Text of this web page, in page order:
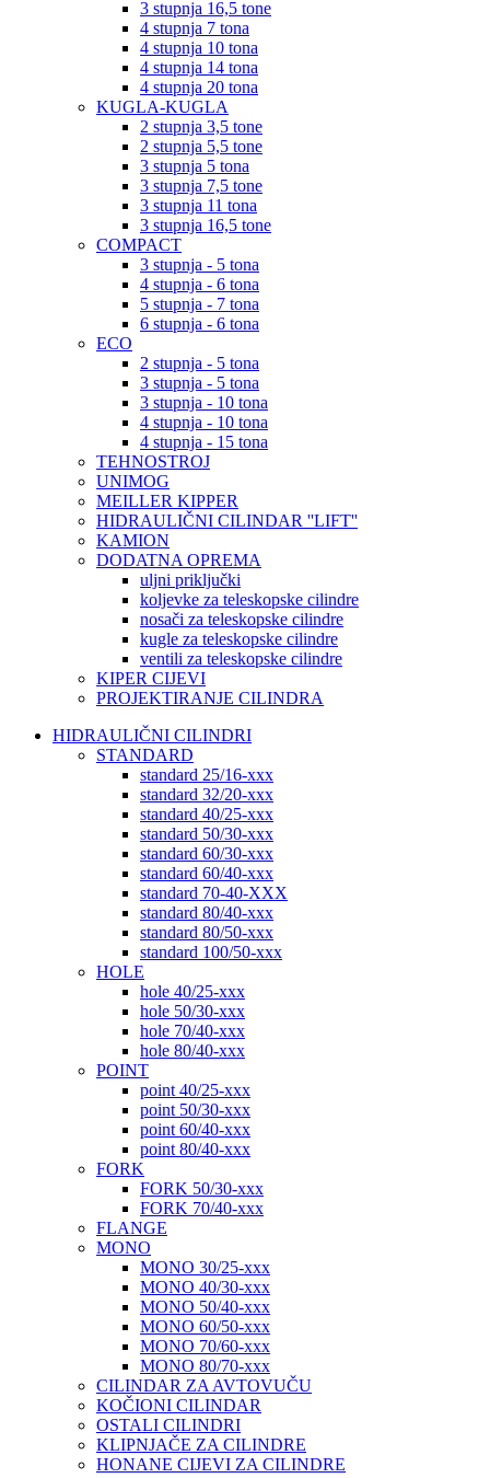
3 stupnja 16,5 tone
4 stupnja 7 tona
4 stupnja 10 tona
4 stupnja 14 tona
4 stupnja 20 tona
KUGLA-KUGLA
2 stupnja 3,5 tone
2 stupnja 5,5 tone
3 stupnja 5 tona
3 stupnja 7,5 tone
3 stupnja 11 tona
3 stupnja 16,5 tone
COMPACT
3 stupnja - 5 tona
4 stupnja - 6 tona
5 stupnja - 7 tona
6 stupnja - 6 tona
ECO
2 stupnja - 5 tona
3 stupnja - 5 tona
3 stupnja - 10 tona
4 stupnja - 10 tona
4 stupnja - 15 tona
TEHNOSTROJ
UNIMOG
MEILLER KIPPER
HIDRAULIČNI CILINDAR ''LIFT''
KAMION
DODATNA OPREMA
uljni priključki
koljevke za teleskopske cilindre
nosači za teleskopske cilindre
kugle za teleskopske cilindre
ventili za teleskopske cilindre
KIPER CIJEVI
PROJEKTIRANJE CILINDRA
HIDRAULIČNI CILINDRI
STANDARD
standard 25/16-xxx
standard 32/20-xxx
standard 40/25-xxx
standard 50/30-xxx
standard 60/30-xxx
standard 60/40-xxx
standard 70-40-XXX
standard 80/40-xxx
standard 80/50-xxx
standard 100/50-xxx
HOLE
hole 40/25-xxx
hole 50/30-xxx
hole 70/40-xxx
hole 80/40-xxx
POINT
point 40/25-xxx
point 50/30-xxx
point 60/40-xxx
point 80/40-xxx
FORK
FORK 50/30-xxx
FORK 70/40-xxx
FLANGE
MONO
MONO 30/25-xxx
MONO 40/30-xxx
MONO 50/40-xxx
MONO 60/50-xxx
MONO 70/60-xxx
MONO 80/70-xxx
CILINDAR ZA AVTOVUČU
KOČIONI CILINDAR
OSTALI CILINDRI
KLIPNJAČE ZA CILINDRE
HONANE CIJEVI ZA CILINDRE